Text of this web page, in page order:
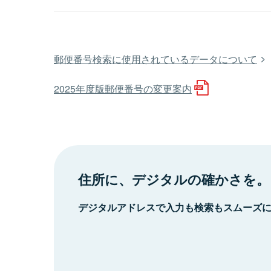
郵便番号検索に使用されているデータについて
2025年度版郵便番号の変更案内
住所に、デジタルの確かさを。
デジタルアドレスで入力も検索もスムーズ